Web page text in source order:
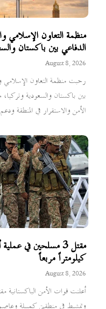
منظمة التعاون الإسلامي
الدفاعي بين باكستان
August 8, 2026
رحبت منظمة التعاون الإسلامي
بين باكستان والسعودية وتركيا،
الأمن والاستقرار في المنطقة
كيلومتراً مربعاً
August 8, 2026
وتمشيط في منطقتي كمبيلة